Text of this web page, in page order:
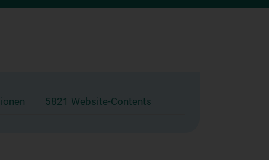
5821 Website-Contents